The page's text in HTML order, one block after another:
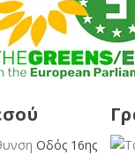
Οδός 16ης